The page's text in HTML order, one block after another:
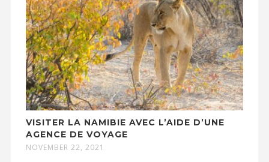
VISITER LA NAMIBIE AVEC L’AIDE D’UNE
AGENCE DE VOYAGE
NOVEMBER 22, 2021